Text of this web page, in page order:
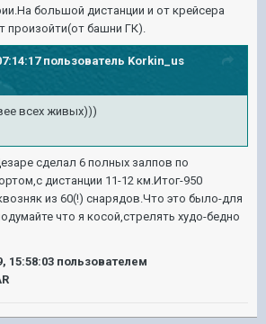
большой дистанции и от крейсера
произойти(от башни ГК).
пользователь Korkin_us
всех живых)))
сделал 6 полных залпов по
дистанции 11-12 км.Итог-950
из 60(!) снарядов.Что это было-для
что я косой,стрелять худо-бедно
15:58:03 пользователем